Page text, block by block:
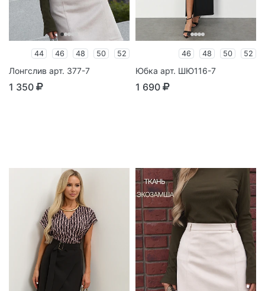
44 46 48 50 52
Лонгслив арт. 377-7
1 350
46 48 50 52
Юбка арт. ШЮ116-7
1 690